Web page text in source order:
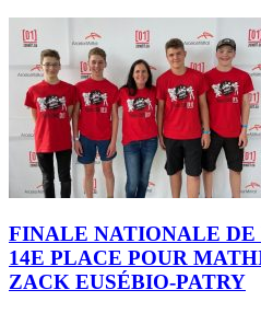
FINALE NATIONALE DE
14E PLACE POUR
ZACK EUSÉBIO-PATRY